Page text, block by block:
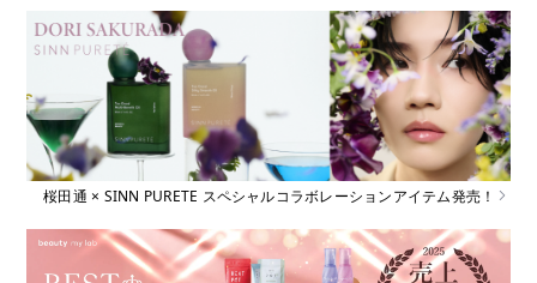
桜田通 × SINN PURETE スペシャルコラボレーションアイテム発売！